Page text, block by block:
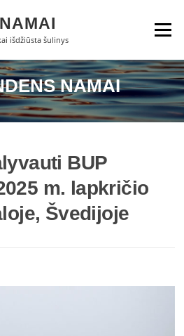
išdžiūsta šulinys
Meniu
NAMAI
BUP
m. lapkričio
Švedijoje